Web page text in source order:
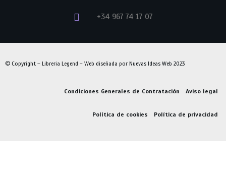
+34 967 74 17 07
© Copyright – Libreria Legend – Web diseñada por Nuevas Ideas Web 2023
Condiciones Generales de Contratación Aviso legal
Política de cookies Política de privacidad